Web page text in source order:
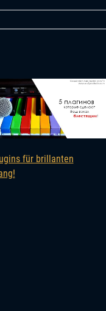
für brillanten